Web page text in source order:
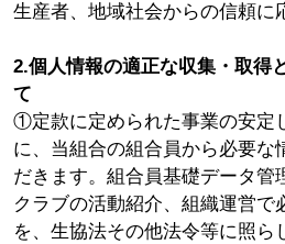
生産者、地域社会からの信頼に
2.個人情報の適正な収集・取得
て
①定款に定められた事業の安定
に、当組合の組合員から必要な
だきます。組合員基礎データ管
クラブの活動紹介、組織運営で
を、生協法その他法令等に照ら